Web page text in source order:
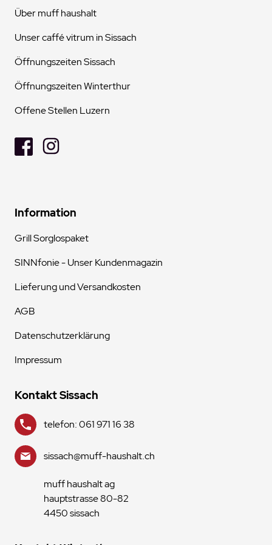
Über muff haushalt
Unser caffé vitrum in Sissach
Öffnungszeiten Sissach
Öffnungszeiten Winterthur
Offene Stellen Luzern
Information
Grill Sorglospaket
SINNfonie - Unser Kundenmagazin
Lieferung und Versandkosten
AGB
Datenschutzerklärung
Impressum
Kontakt Sissach
telefon: 061 971 16 38
sissach@muff-haushalt.ch
muff haushalt ag
hauptstrasse 80-82
4450 sissach